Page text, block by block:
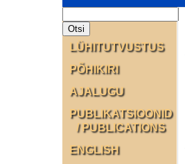
LÜHITUTVUSTUS
PÕHIKIRI
AJALUGU
PUBLIKATSIOONID
/ PUBLICATIONS
ENGLISH